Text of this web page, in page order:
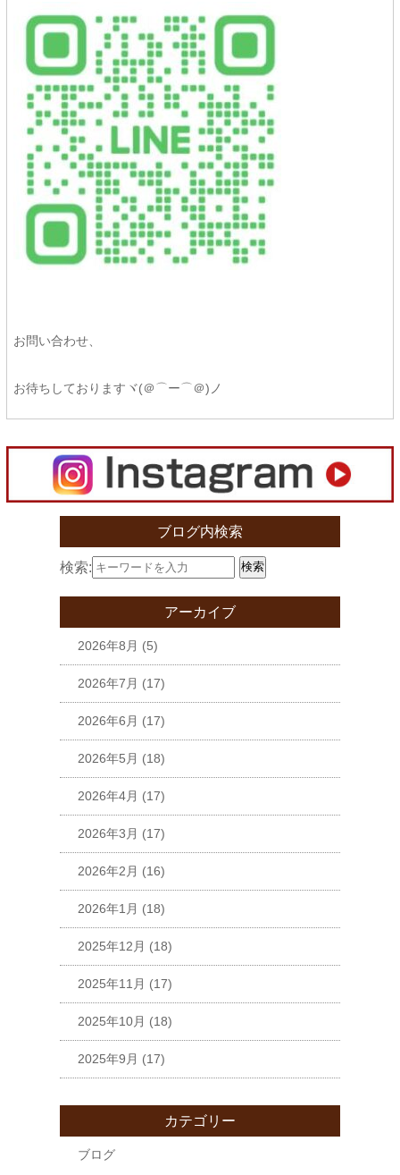
お問い合わせ、
お待ちしておりますヾ(＠⌒ー⌒＠)ノ
ブログ内検索
検索: 検索
アーカイブ
2026年8月 (5)
2026年7月 (17)
2026年6月 (17)
2026年5月 (18)
2026年4月 (17)
2026年3月 (17)
2026年2月 (16)
2026年1月 (18)
2025年12月 (18)
2025年11月 (17)
2025年10月 (18)
2025年9月 (17)
カテゴリー
ブログ